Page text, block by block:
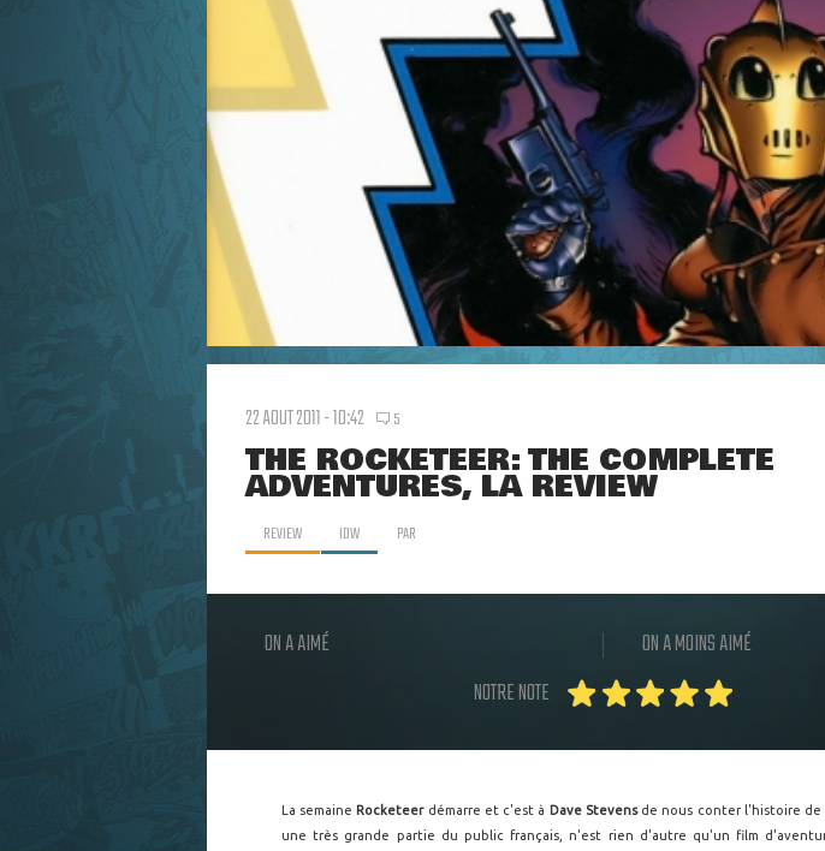
22 AOUT 2011 - 10:42 5
THE ROCKETEER: THE COMPLETE
ADVENTURES, LA REVIEW
REVIEW IDW PAR
ON A AIMÉ
ON A MOINS AIMÉ
NOTRE NOTE
La semaine Rocketeerdémarre et c'est à Dave Stevensde nous conter l'histoire de
une très grande partie du public français, n'est rien d'autre qu'un film